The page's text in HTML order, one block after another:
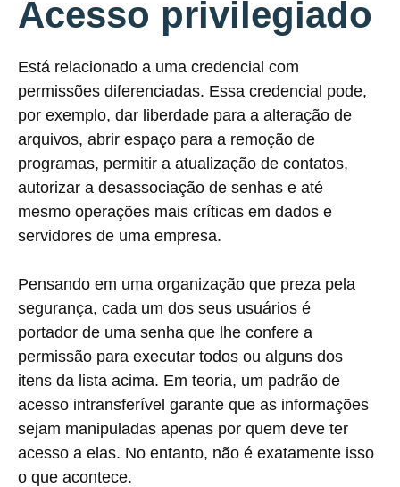
Acesso privilegiado
Está relacionado a uma credencial com
permissões diferenciadas. Essa credencial pode,
por exemplo, dar liberdade para a alteração de
arquivos, abrir espaço para a remoção de
programas, permitir a atualização de contatos,
autorizar a desassociação de senhas e até
mesmo operações mais críticas em dados e
servidores de uma empresa.
Pensando em uma organização que preza pela
segurança, cada um dos seus usuários é
portador de uma senha que lhe confere a
permissão para executar todos ou alguns dos
itens da lista acima. Em teoria, um padrão de
acesso intransferível garante que as informações
sejam manipuladas apenas por quem deve ter
acesso a elas. No entanto, não é exatamente isso
o que acontece.